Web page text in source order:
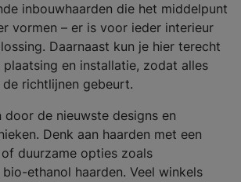
inbouwhaarden die het middelpunt
vormen – er is voor ieder interieur
Daarnaast kun je hier terecht
en installatie, zodat alles
richtlijnen gebeurt.
door de nieuwste designs en
Denk aan haarden met een
duurzame opties zoals
bio-ethanol haarden. Veel winkels